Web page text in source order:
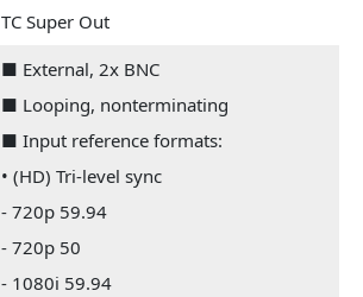
TC Super Out
■ External, 2x BNC
■ Looping, nonterminating
■ Input reference formats:
• (HD) Tri-level sync
- 720p 59.94
- 720p 50
- 1080i 59.94